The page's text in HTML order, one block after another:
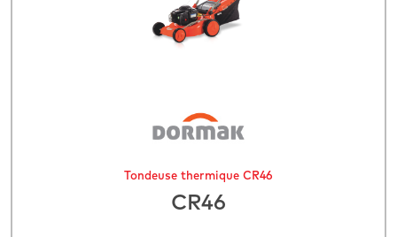
Tondeuse thermique CR46
CR46